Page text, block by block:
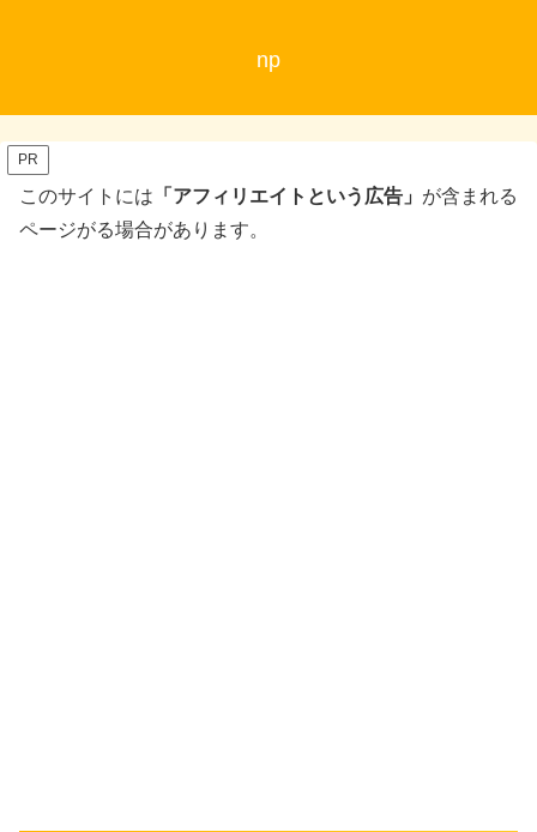
np
PR
このサイトには 「アフィリエイトという広告」 が含まれる
ページがる場合があります。